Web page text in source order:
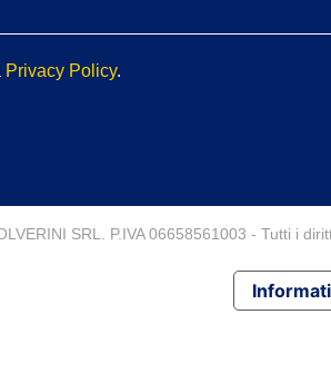
Privacy Policy.
SRL. P.IVA 06658561003 - Tutti i